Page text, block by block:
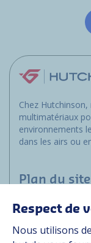
Chez
multimatériaux
environnements
dans les airs ou
Plan du site
Marchés
Solutions
Respect de
Nous utilisons